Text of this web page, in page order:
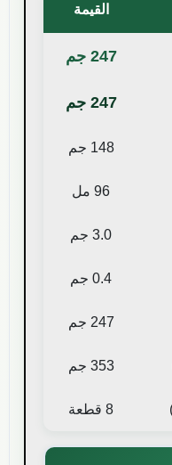
القيمة
247 جم
247 جم
148 جم
96 مل
3.0 جم
0.4 جم
247 جم
353 جم
8 قطعة